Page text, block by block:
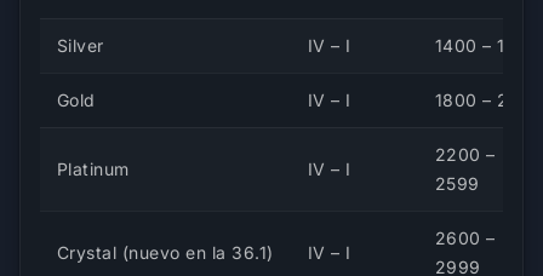
Silver IV – I 1400 – 1799
Gold IV – I 1800 – 2199
Platinum IV – I
2200 –
2599
Crystal (nuevo en la 36.1) IV – I
2600 –
2999